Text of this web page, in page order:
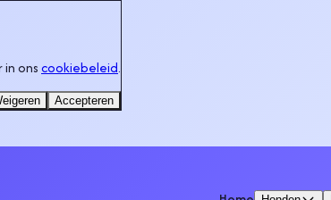
onscookiebeleid.
Accepteren